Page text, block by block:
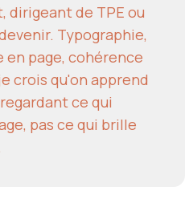
dirigeant de TPE ou
Typographie,
en page, cohérence
crois qu'on apprend
ce qui
pas ce qui brille